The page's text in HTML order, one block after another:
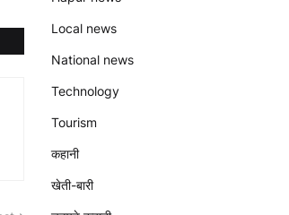
Local news
National news
Technology
Tourism
कहानी
खेती-बारी